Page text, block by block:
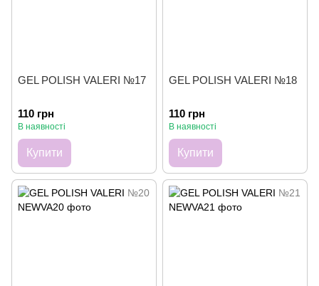
GEL POLISH VALERI №17
110 грн
В наявності
Купити
GEL POLISH VALERI №18
110 грн
В наявності
Купити